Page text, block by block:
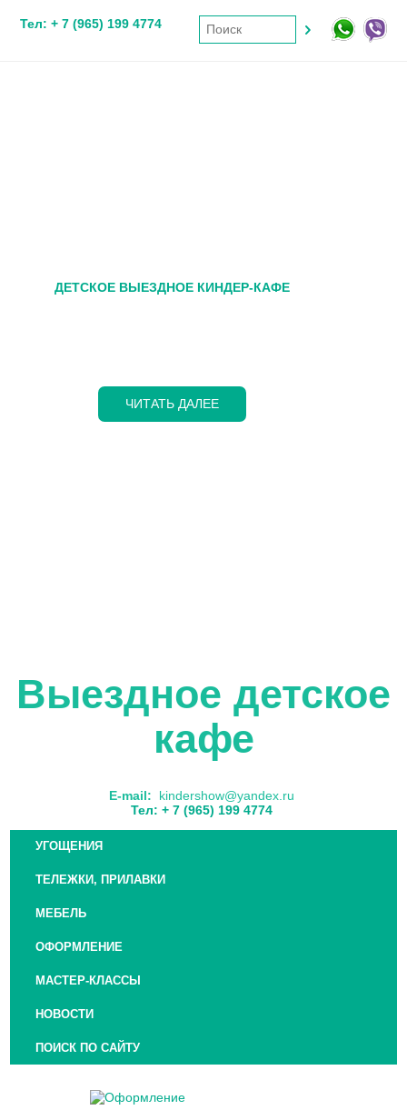
Тел: + 7 (965) 199 4774
ДЕТСКОЕ ВЫЕЗДНОЕ КИНДЕР-КАФЕ
ЧИТАТЬ ДАЛЕЕ
Выездное детское
кафе
E-mail: kindershow@yandex.ru
Тел: + 7 (965) 199 4774
УГОЩЕНИЯ
ТЕЛЕЖКИ, ПРИЛАВКИ
МЕБЕЛЬ
ОФОРМЛЕНИЕ
МАСТЕР-КЛАССЫ
НОВОСТИ
ПОИСК ПО САЙТУ